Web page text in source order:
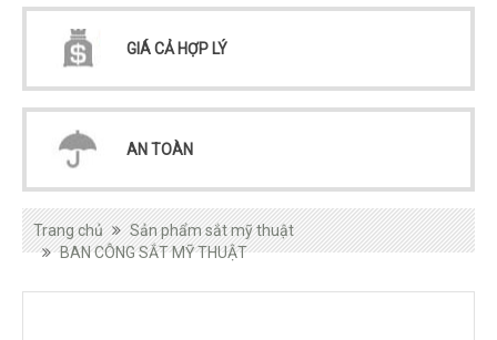
GIÁ CẢ HỢP LÝ
AN TOÀN
Trang chủ
Sản phẩm sắt mỹ thuật
BAN CÔNG SẮT MỸ THUẬT